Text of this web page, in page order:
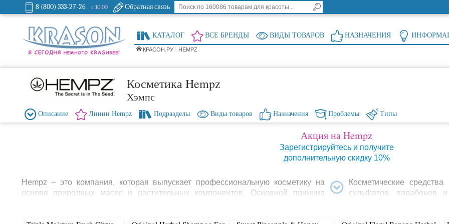
8 (800) 333-27-26 с 10:00 Обратная связь
КАТАЛОГ ВСЕ БРЕНДЫ ВИДЫ ТОВАРОВ НАЗНАЧЕНИЯ
КРАСОН.РУ HEMPZ
Косметика Hempz
Хэмпс
Описание Линии Hempz Подразделы Виды товаров Назначения Проблемы Типы
Акция на Hempz
Зарегистрируйтесь и получите
дополнительную скидку 10%
Hempz – это компания, которая выпускает профессиональную косметику на
основе природных масел и растительных компонентов. Основной принцип
Косметические
сульфатов, парабенов и
Создавать натуральную